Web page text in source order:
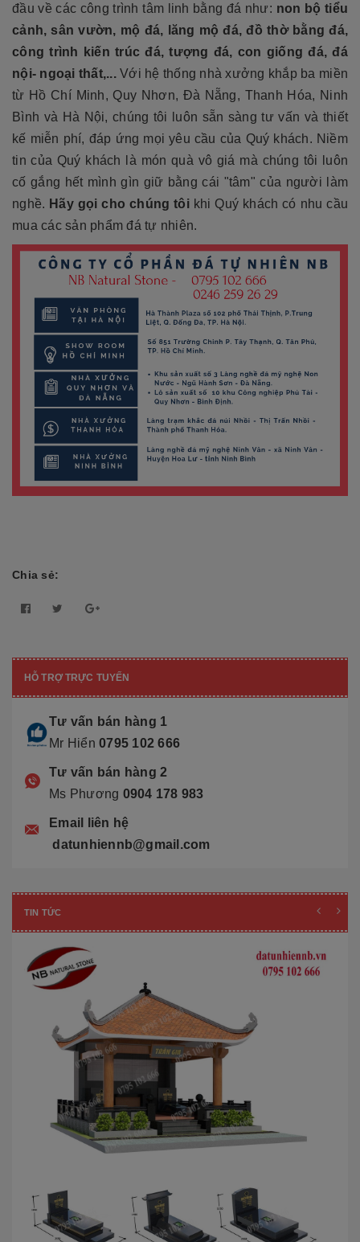
đầu về các công trình tâm linh bằng đá như: non bộ tiểu
cảnh, sân vườn, mộ đá, lăng mộ đá, đồ thờ bằng đá,
công trình kiến trúc đá, tượng đá, con giống đá, đá
nội- ngoại thất,...Với hệ thống nhà xưởng khắp ba miền
từ Hồ Chí Minh, Quy Nhơn, Đà Nẵng, Thanh Hóa, Ninh
Bình và Hà Nội, chúng tôi luôn sẵn sàng tư vấn và thiết
kế miễn phí, đáp ứng mọi yêu cầu của Quý khách. Niềm
tin của Quý khách là món quà vô giá mà chúng tôi luôn
cố gắng hết mình gìn giữ bằng cái "tâm" của người làm
nghề. Hãy gọi cho chúng tôikhi Quý khách có nhu cầu
mua các sản phẩm đá tự nhiên.
Chia sẻ:
HỖ TRỢ TRỰC TUYẾN
Tư vấn bán hàng 1
Mr Hiển 0795 102 666
Tư vấn bán hàng 2
Ms Phương 0904 178 983
Email liên hệ
datunhiennb@gmail.com
TIN TỨC